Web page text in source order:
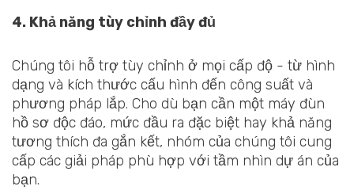
4. Khả năng tùy chỉnh đầy đủ
Chúng tôi hỗ trợ tùy chỉnh ở mọi cấp độ - từ hình
dạng và kích thước cấu hình đến công suất và
phương pháp lắp. Cho dù bạn cần một máy đùn
hồ sơ độc đáo, mức đầu ra đặc biệt hay khả năng
tương thích đa gắn kết, nhóm của chúng tôi cung
cấp các giải pháp phù hợp với tầm nhìn dự án của
bạn.